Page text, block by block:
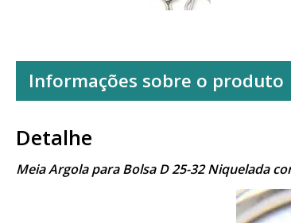
Informações sobre o produto
Detalhe
Meia Argola para Bolsa D 25-32 Niquelada